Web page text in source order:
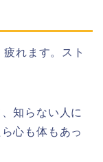
れます。スト
知らない人に
心も体もあっ